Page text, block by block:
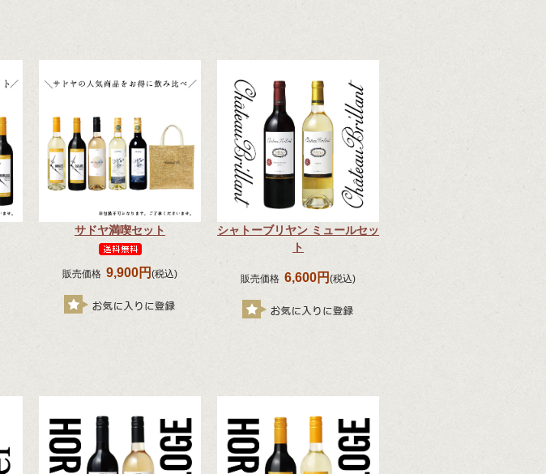
サドヤ満喫セット
販売価格 9,900円 (税込)
シャトーブリヤン ミュールセッ
ト
販売価格 6,600円 (税込)